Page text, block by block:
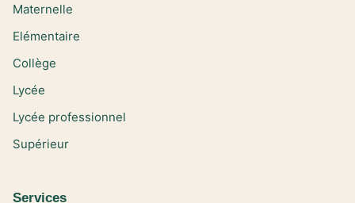
Maternelle
Elémentaire
Collège
Lycée
Lycée professionnel
Supérieur
Services